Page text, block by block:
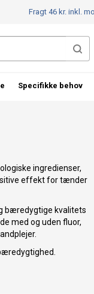
ingredienser,
effekt for tænder
bæredygtige kvalitets
med og uden fluor,
Fragt 46 kr. inkl.
Specifikke behov